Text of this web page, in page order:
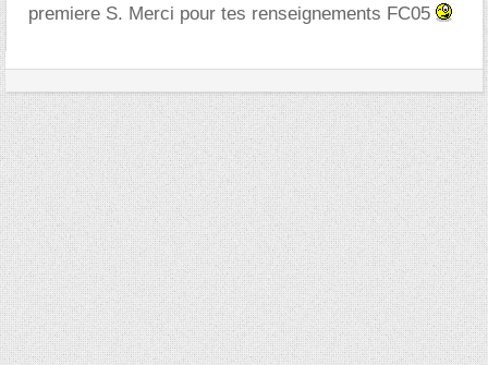
premiere S. Merci pour tes renseignements FC05